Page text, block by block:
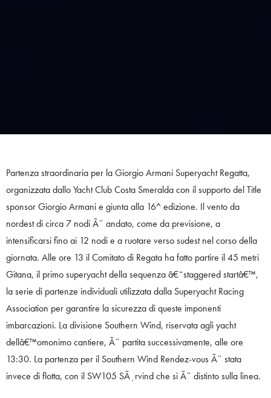
Partenza straordinaria per la Giorgio Armani Superyacht Regatta,
organizzata dallo Yacht Club Costa Smeralda con il supporto del Title
sponsor Giorgio Armani e giunta alla 16^ edizione. Il vento da
nordest di circa 7 nodi Ã¨ andato, come da previsione, a
intensificarsi fino ai 12 nodi e a ruotare verso sudest nel corso della
giornata. Alle ore 13 il Comitato di Regata ha fatto partire il 45 metri
Gitana, il primo superyacht della sequenza â€˜staggered startâ€™,
la serie di partenze individuali utilizzata dalla Superyacht Racing
Association per garantire la sicurezza di queste imponenti
imbarcazioni. La divisione Southern Wind, riservata agli yacht
dellâ€™omonimo cantiere, Ã¨ partita successivamente, alle ore
13:30. La partenza per il Southern Wind Rendez-vous Ã¨ stata
invece di flotta, con il SW105 SÃ¸rvind che si Ã¨ distinto sulla linea.